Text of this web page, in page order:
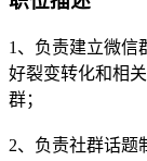
1、负责建立微信
好裂变转化和相
群；
2、负责社群话题